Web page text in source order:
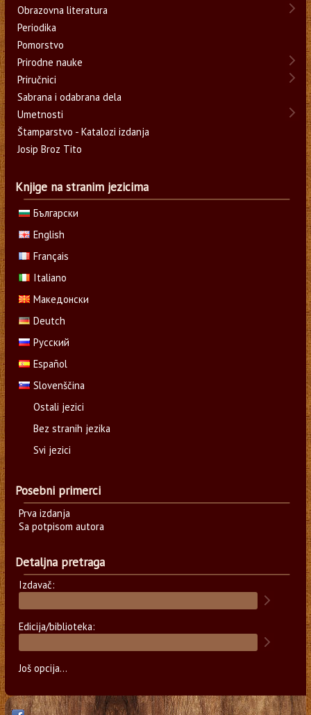
Obrazovna literatura
Periodika
Pomorstvo
Prirodne nauke
Priručnici
Sabrana i odabrana dela
Umetnosti
Štamparstvo - Katalozi izdanja
Josip Broz Tito
Knjige na stranim jezicima
Български
English
Français
Italiano
Македонски
Deutch
Русский
Español
Slovenščina
Ostali jezici
Bez stranih jezika
Svi jezici
Posebni primerci
Prva izdanja
Sa potpisom autora
Detaljna pretraga
Izdavač:
Edicija/biblioteka:
Još opcija...